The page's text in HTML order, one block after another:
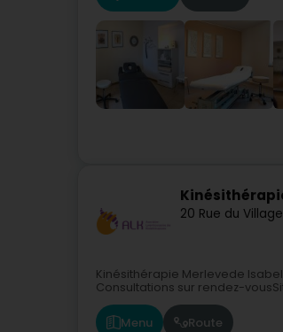
20 Rue du Village
Kinésithérapie Merlevede
Consultations sur rendez-
Menu Route